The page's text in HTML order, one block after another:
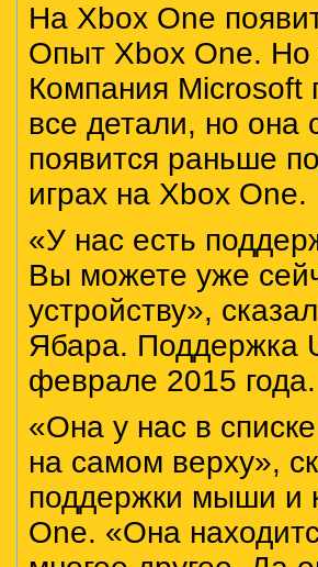
На Xbox One
Опыт Xbox One. Но
Компания Microsoft
все детали, но
появится раньше
играх на Xbox One.
«У нас есть
Вы можете уже
устройству»,
Ябара. Поддержка
феврале 2015 года.
«Она у нас в
на самом верху»,
поддержки мыши и
One. «Она